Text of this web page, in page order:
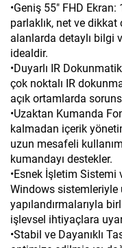
•Geniş 55" FHD
parlaklık, net ve dikkat
alanlarda detaylı bilgi
idealdir.
•Duyarlı IR
çok noktalı IR
açık ortamlarda
•Uzaktan Kumanda
kalmadan içerik
uzun mesafeli
kumandayı destekler.
•Esnek İşletim Sistemi
Windows sistemleriyle
yapılandırmalarıyla
işlevsel ihtiyaçlara
•Stabil ve Dayanıklı